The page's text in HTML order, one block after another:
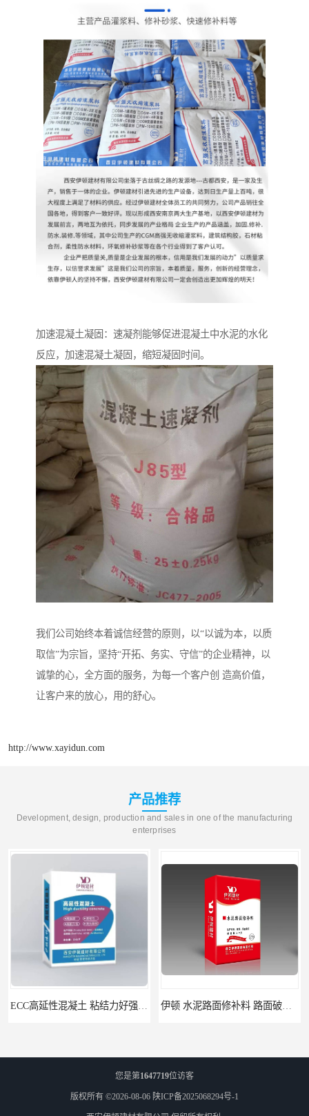
加速混凝土凝固：速凝剂能够促进混凝土中水泥的水化
反应，加速混凝土凝固，缩短凝固时间。
我们公司始终本着诚信经营的原则，以“以诚为本，以质
取信”为宗旨，坚持“开拓、务实、守信”的企业精神，以
诚挚的心，全方面的服务，为每一个客户创 造高价值，
让客户来的放心，用的舒心。
http://www.xayidun.com
产品推荐
Development, design, production and sales in one of the manufacturing
enterprises
您是第1647719位访客
版权所有 ©2026-08-06 陕ICP备2025068294号-1